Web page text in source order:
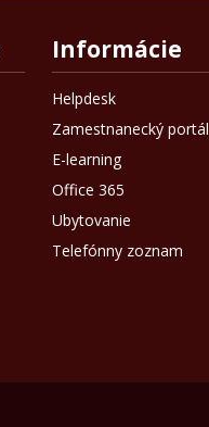
Informácie
Helpdesk
Zamestnanecký portál
E-learning
Office 365
Ubytovanie
Telefónny zoznam